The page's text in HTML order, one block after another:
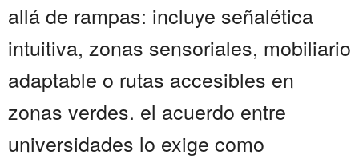
allá de rampas: incluye señalética
intuitiva, zonas sensoriales, mobiliario
adaptable o rutas accesibles en
zonas verdes. el acuerdo entre
universidades lo exige como